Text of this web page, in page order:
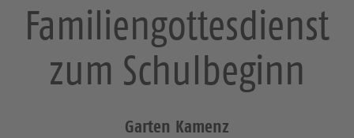
a
t
Familiengottesdienst
zum Schulbeginn
Garten Kamenz